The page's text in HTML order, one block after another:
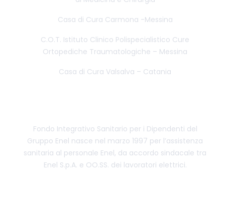
Casa di Cura Carmona -Messina
C.O.T. Istituto Clinico Polispecialistico Cure
Ortopediche Traumatologiche – Messina
Casa di Cura Valsalva – Catania
Fondo Integrativo Sanitario per i Dipendenti del
Gruppo Enel nasce nel marzo 1997 per l’assistenza
sanitaria al personale Enel, da accordo sindacale tra
Enel S.p.A. e OO.SS. dei lavoratori elettrici.